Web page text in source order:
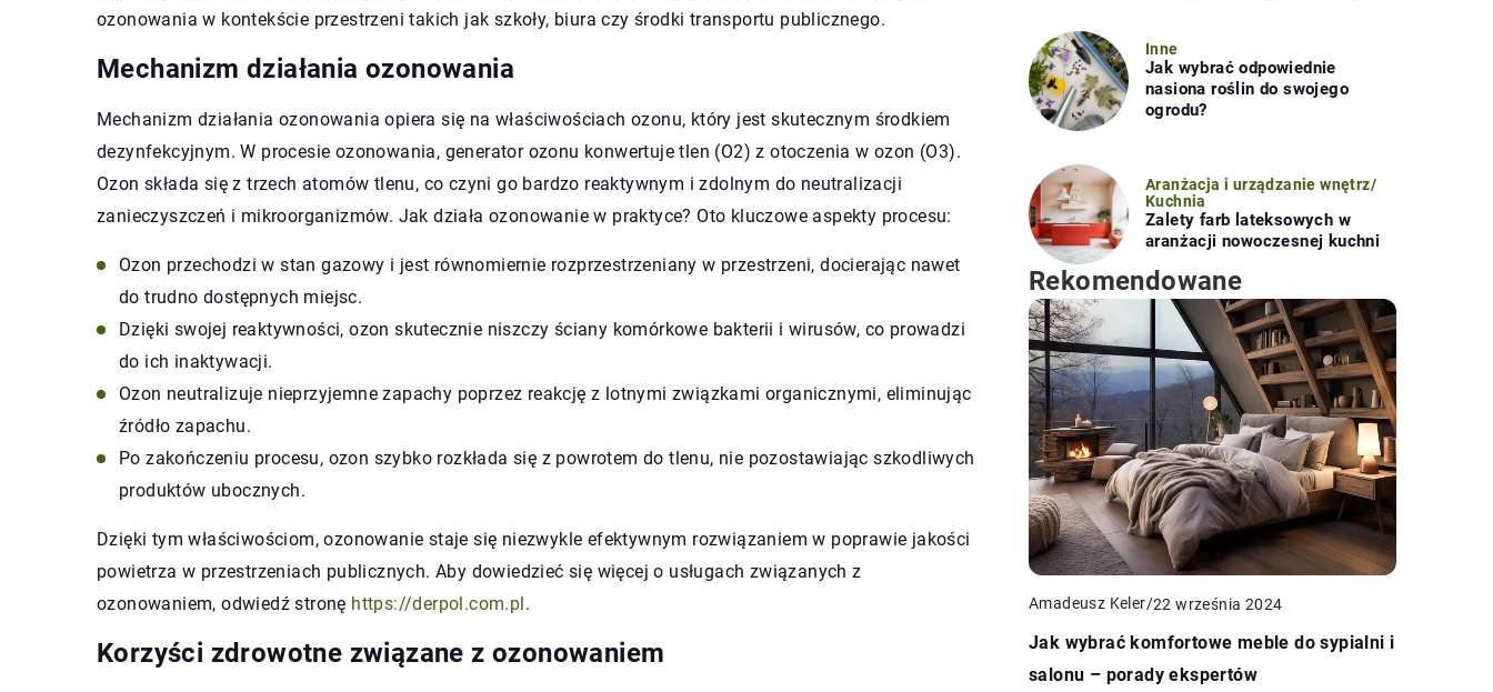
ozonowania w kontekście przestrzeni takich jak szkoły, biura czy środki transportu publicznego.
Mechanizm działania ozonowania
Mechanizm działania ozonowania opiera się na właściwościach ozonu, który jest skutecznym środkiem
dezynfekcyjnym. W procesie ozonowania, generator ozonu konwertuje tlen (O2) z otoczenia w ozon (O3).
Ozon składa się z trzech atomów tlenu, co czyni go bardzo reaktywnym i zdolnym do neutralizacji
zanieczyszczeń i mikroorganizmów. Jak działa ozonowanie w praktyce? Oto kluczowe aspekty procesu:
Ozon przechodzi w stan gazowy i jest równomiernie rozprzestrzeniany w przestrzeni, docierając nawet
do trudno dostępnych miejsc.
Dzięki swojej reaktywności, ozon skutecznie niszczy ściany komórkowe bakterii i wirusów, co prowadzi
do ich inaktywacji.
Ozon neutralizuje nieprzyjemne zapachy poprzez reakcję z lotnymi związkami organicznymi, eliminując
źródło zapachu.
Po zakończeniu procesu, ozon szybko rozkłada się z powrotem do tlenu, nie pozostawiając szkodliwych
produktów ubocznych.
Dzięki tym właściwościom, ozonowanie staje się niezwykle efektywnym rozwiązaniem w poprawie jakości
powietrza w przestrzeniach publicznych. Aby dowiedzieć się więcej o usługach związanych z
ozonowaniem, odwiedź stronę https://derpol.com.pl .
Korzyści zdrowotne związane z ozonowaniem
Inne
Jak wybrać odpowiednie
nasiona roślin do swojego
ogrodu?
Aranżacja i urządzanie wnętrz/
Kuchnia
Zalety farb lateksowych w
aranżacji nowoczesnej kuchni
Rekomendowane
Amadeusz Keler/22 września 2024
Jak wybrać komfortowe meble do sypialni i
salonu – porady ekspertów